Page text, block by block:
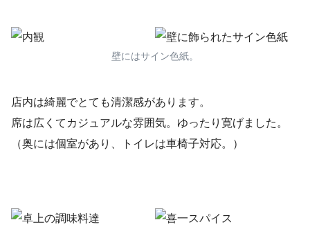
壁にはサイン色紙。
店内は綺麗でとても清潔感があります。
席は広くてカジュアルな雰囲気。ゆったり寛げました。
（奥には個室があり、トイレは車椅子対応。）